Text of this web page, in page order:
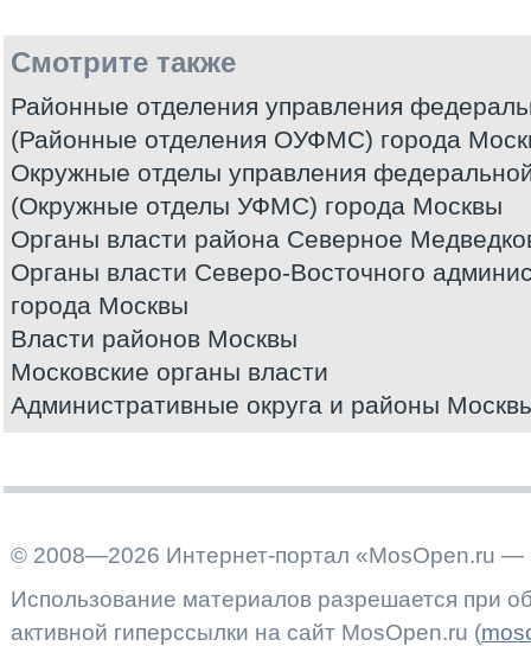
Смотрите также
Районные отделения управления
(Районные отделения ОУФМС) города
Окружные отделы управления
(Окружные отделы УФМС) города Москвы
Органы власти района Северное
Органы власти Северо-Восточного
города Москвы
Власти районов Москвы
Московские органы власти
Административные округа и районы
© 2008—2026 Интернет-портал «MosOpen.ru —
Использование материалов разрешается при
активной гиперссылки на сайт MosOpen.ru (